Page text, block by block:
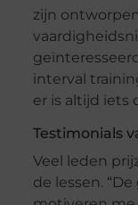
zijn
interval
er is altijd iets
Testimonials
Veel leden
de lessen.